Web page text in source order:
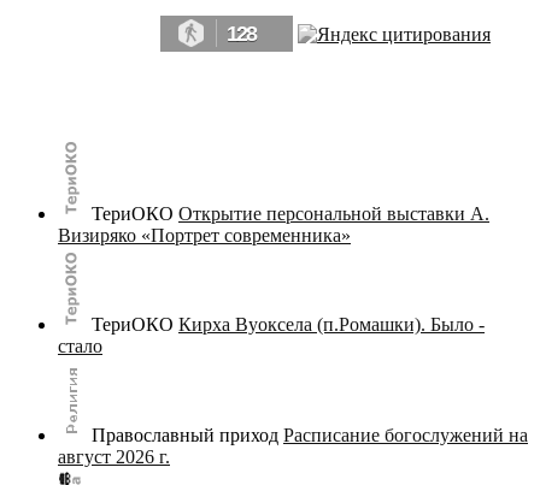
128
ТериОКО Открытие персональной выставки А.
Визиряко «Портрет современника»
ТериОКО Кирха Вуоксела (п.Ромашки). Было -
стало
Православный приход Расписание богослужений на
август 2026 г.